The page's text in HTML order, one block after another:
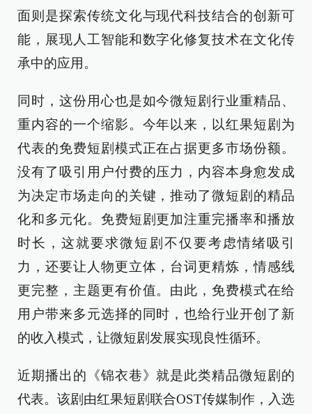
面则是探索传统文化与现代科技结合的创新可
能，展现人工智能和数字化修复技术在文化传
承中的应用。
同时，这份用心也是如今微短剧行业重精品、
重内容的一个缩影。今年以来，以红果短剧为
代表的免费短剧模式正在占据更多市场份额。
没有了吸引用户付费的压力，内容本身愈发成
为决定市场走向的关键，推动了微短剧的精品
化和多元化。免费短剧更加注重完播率和播放
时长，这就要求微短剧不仅要考虑情绪吸引
力，还要让人物更立体，台词更精炼，情感线
更完整，主题更有价值。由此，免费模式在给
用户带来多元选择的同时，也给行业开创了新
的收入模式，让微短剧发展实现良性循环。
近期播出的《锦衣巷》就是此类精品微短剧的
代表。该剧由红果短剧联合OST传媒制作，入选